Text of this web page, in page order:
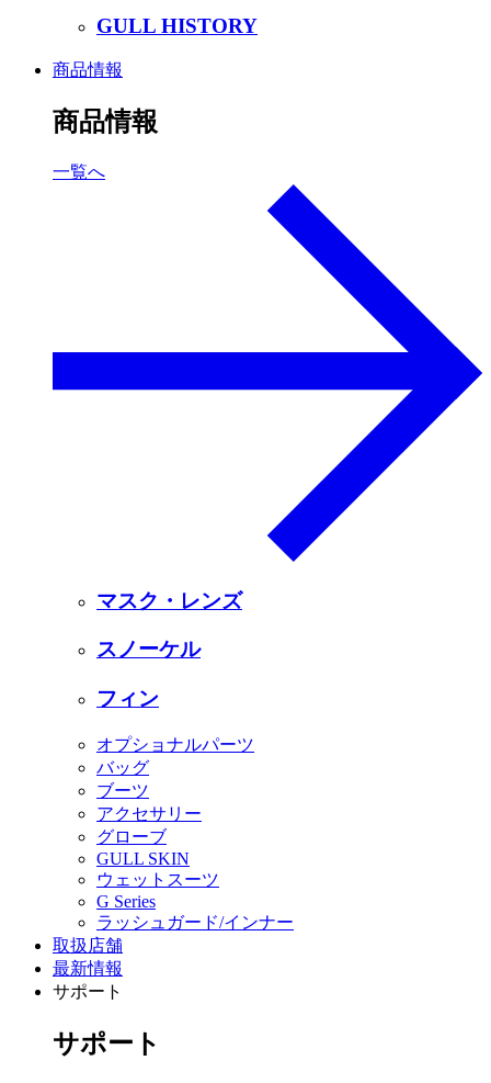
GULL HISTORY
商品情報
商品情報
一覧へ
マスク・レンズ
スノーケル
フィン
オプショナルパーツ
バッグ
ブーツ
アクセサリー
グローブ
GULL SKIN
ウェットスーツ
G Series
ラッシュガード/インナー
取扱店舗
最新情報
サポート
サポート